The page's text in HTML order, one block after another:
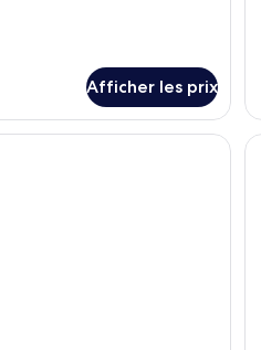
Afficher les prix